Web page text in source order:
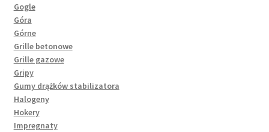
Gogle
Góra
Górne
Grille betonowe
Grille gazowe
Gripy
Gumy drążków stabilizatora
Halogeny
Hokery
Impregnaty